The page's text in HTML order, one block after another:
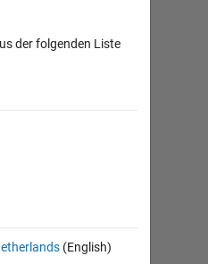
der folgenden Liste
(English)